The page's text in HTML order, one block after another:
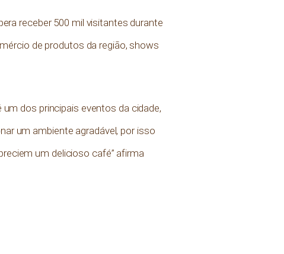
receber 500 mil visitantes durante
de produtos da região, shows
dos principais eventos da cidade,
um ambiente agradável, por isso
um delicioso café” afirma